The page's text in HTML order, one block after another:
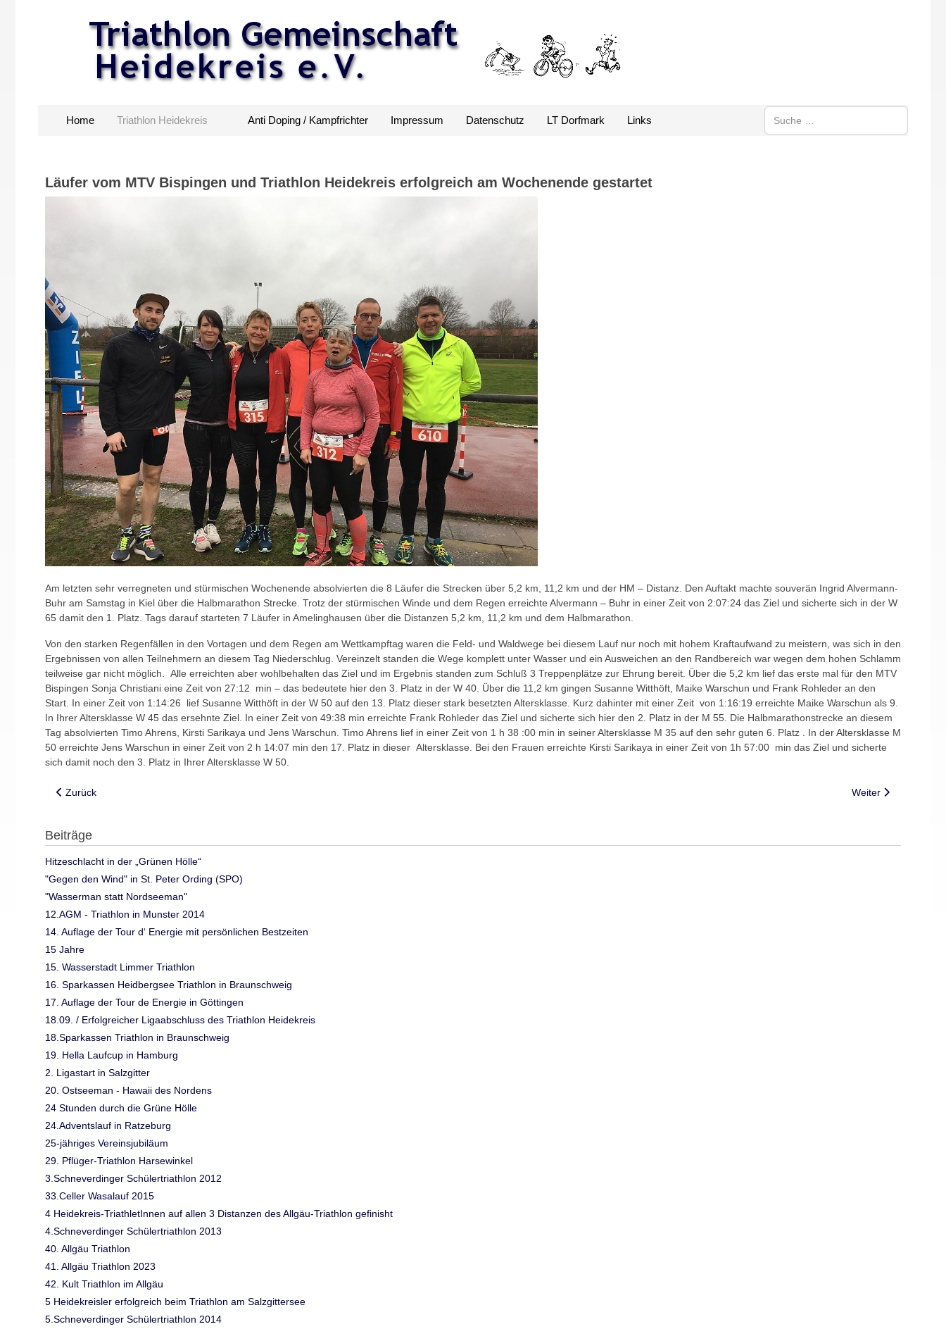
Home Triathlon Heidekreis Anti Doping / Kampfrichter Impressum Datenschutz LT Dorfmark Links
Suchen
Läufer vom MTV Bispingen und Triathlon Heidekreis erfolgreich am Wochenende gestartet
Am letzten sehr verregneten und stürmischen Wochenende absolvierten die 8 Läufer die Strecken über 5,2 km, 11,2 km und der HM – Distanz. Den Auftakt machte souverän Ingrid Alvermann-
Buhr am Samstag in Kiel über die Halbmarathon Strecke. Trotz der stürmischen Winde und dem Regen erreichte Alvermann – Buhr in einer Zeit von 2:07:24 das Ziel und sicherte sich in der W
65 damit den 1. Platz. Tags darauf starteten 7 Läufer in Amelinghausen über die Distanzen 5,2 km, 11,2 km und dem Halbmarathon.
Von den starken Regenfällen in den Vortagen und dem Regen am Wettkampftag waren die Feld- und Waldwege bei diesem Lauf nur noch mit hohem Kraftaufwand zu meistern, was sich in den
Ergebnissen von allen Teilnehmern an diesem Tag Niederschlug. Vereinzelt standen die Wege komplett unter Wasser und ein Ausweichen an den Randbereich war wegen dem hohen Schlamm
teilweise gar nicht möglich. Alle erreichten aber wohlbehalten das Ziel und im Ergebnis standen zum Schluß 3 Treppenplätze zur Ehrung bereit. Über die 5,2 km lief das erste mal für den MTV
Bispingen Sonja Christiani eine Zeit von 27:12 min – das bedeutete hier den 3. Platz in der W 40. Über die 11,2 km gingen Susanne Witthöft, Maike Warschun und Frank Rohleder an den
Start. In einer Zeit von 1:14:26 lief Susanne Witthöft in der W 50 auf den 13. Platz dieser stark besetzten Altersklasse. Kurz dahinter mit einer Zeit von 1:16:19 erreichte Maike Warschun als 9.
In Ihrer Altersklasse W 45 das ersehnte Ziel. In einer Zeit von 49:38 min erreichte Frank Rohleder das Ziel und sicherte sich hier den 2. Platz in der M 55. Die Halbmarathonstrecke an diesem
Tag absolvierten Timo Ahrens, Kirsti Sarikaya und Jens Warschun. Timo Ahrens lief in einer Zeit von 1 h 38 :00 min in seiner Altersklasse M 35 auf den sehr guten 6. Platz . In der Altersklasse M
50 erreichte Jens Warschun in einer Zeit von 2 h 14:07 min den 17. Platz in dieser Altersklasse. Bei den Frauen erreichte Kirsti Sarikaya in einer Zeit von 1h 57:00 min das Ziel und sicherte
sich damit noch den 3. Platz in Ihrer Altersklasse W 50.
Vorheriger Beitrag: Trip durch den Harz
Zurück Nächster Beitrag:
Weiter
Beiträge
Hitzeschlacht in der „Grünen Hölle“
"Gegen den Wind" in St. Peter Ording (SPO)
"Wasserman statt Nordseeman"
12.AGM - Triathlon in Munster 2014
14. Auflage der Tour d‘ Energie mit persönlichen Bestzeiten
15 Jahre
15. Wasserstadt Limmer Triathlon
16. Sparkassen Heidbergsee Triathlon in Braunschweig
17. Auflage der Tour de Energie in Göttingen
18.09. / Erfolgreicher Ligaabschluss des Triathlon Heidekreis
18.Sparkassen Triathlon in Braunschweig
19. Hella Laufcup in Hamburg
2. Ligastart in Salzgitter
20. Ostseeman - Hawaii des Nordens
24 Stunden durch die Grüne Hölle
24.Adventslauf in Ratzeburg
25-jähriges Vereinsjubiläum
29. Pflüger-Triathlon Harsewinkel
3.Schneverdinger Schülertriathlon 2012
33.Celler Wasalauf 2015
4 Heidekreis-TriathletInnen auf allen 3 Distanzen des Allgäu-Triathlon gefinisht
4.Schneverdinger Schülertriathlon 2013
40. Allgäu Triathlon
41. Allgäu Triathlon 2023
42. Kult Triathlon im Allgäu
5 Heidekreisler erfolgreich beim Triathlon am Salzgittersee
5.Schneverdinger Schülertriathlon 2014